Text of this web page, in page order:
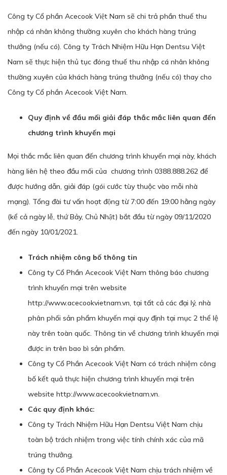
Công ty Cổ phần Acecook Việt Nam sẽ chi trả phần thuế thu
nhập cá nhân không thường xuyên cho khách hàng trúng
thưởng (nếu có). Công ty Trách Nhiệm Hữu Hạn Dentsu Việt
Nam sẽ thực hiện thủ tục đóng thuế thu nhập cá nhân không
thường xuyên của khách hàng trúng thưởng (nếu có) thay cho
Công ty Cổ phần Acecook Việt Nam.
Quy định về đầu mối giải đáp thắc mắc liên quan đến
chương trình khuyến mại
Mọi thắc mắc liên quan đến chương trình khuyến mại này, khách
hàng liên hệ theo đầu mối của chương trình 0388.888.262 để
được hướng dẫn, giải đáp (gói cước tùy thuộc vào mỗi nhà
mạng). Tổng đài tư vấn hoạt động từ 7:00 đến 19:00 hằng ngày
(kể cả ngày lễ, thứ Bảy, Chủ Nhật) bắt đầu từ ngày 09/11/2020
đến ngày 10/01/2021.
Trách nhiệm công bố thông tin
Công ty Cổ Phần Acecook Việt Nam thông báo chương
trình khuyến mại trên website
http://www.acecookvietnam.vn, tại tất cả các đại lý, nhà
phân phối sản phẩm khuyến mại quy định tại mục 2 thể lệ
này trên toàn quốc. Thông tin về chương trình khuyến mại
được in trên bao bì sản phẩm.
Công ty Cổ Phần Acecook Việt Nam có trách nhiệm công
bố kết quả thực hiện chương trình khuyến mại trên
website http://www.acecookvietnam.vn.
Các quy định khác:
Công ty Trách Nhiệm Hữu Hạn Dentsu Việt Nam chịu
toàn bộ trách nhiệm trong việc tính chính xác của mã
trúng thưởng.
Công ty Cổ Phần Acecook Việt Nam chịu trách nhiệm về